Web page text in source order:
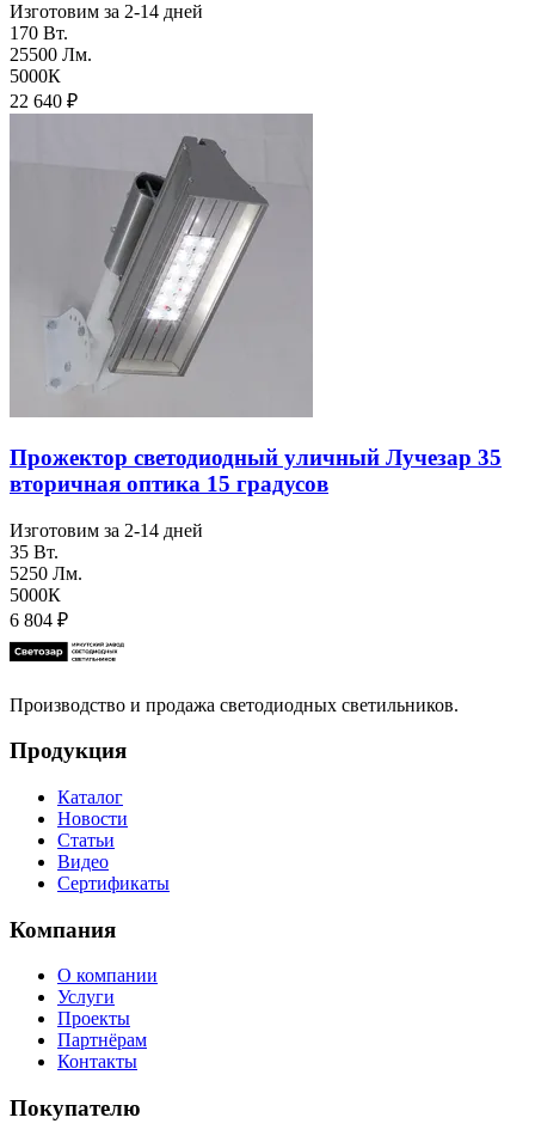
Изготовим за 2-14 дней
170 Вт.
25500 Лм.
5000К
22 640 ₽
Прожектор светодиодный уличный Лучезар 35
вторичная оптика 15 градусов
Изготовим за 2-14 дней
35 Вт.
5250 Лм.
5000К
6 804 ₽
Производство и продажа светодиодных светильников.
Продукция
Каталог
Новости
Статьи
Видео
Сертификаты
Компания
О компании
Услуги
Проекты
Партнёрам
Контакты
Покупателю